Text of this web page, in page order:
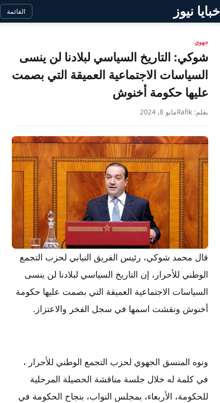
خبايا نيوز القائمة
جهوي
شوكي: التاريخ السياسي لبلادنا لن ينسى
السياسات الاجتماعية العميقة التي بصمت
عليها حكومة أخنوش
بقلم: Rafik مايو 8, 2024
قال محمد شوكي، رئيس الفريق النيابي لحزب التجمع
الوطني للأحرار، إن التاريخ السياسي لبلادنا لن ينسى
السياسات الاجتماعية العميقة التي بصمت عليها حكومة
أخنوش ونقشت اسمها في سجل الفخر والاعتزاز.
ونوه المنسق الجهوي لحزب التجمع الوطني للأحرار ،
في كلمة له خلال جلسة مناقشة الحصيلة المرحلية
للحكومة، الأربعاء، بمجلس النواب، بنجاح الحكومة في